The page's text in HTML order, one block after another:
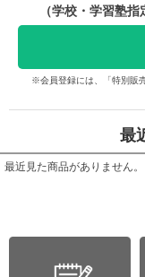
（学校・学習塾
※会員登録には、「特別販
最
最近見た商品がありません。